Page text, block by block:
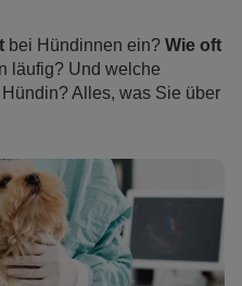
bei Hündinnen ein? Wie oft
läufig? Und welche
Alles, was Sie über